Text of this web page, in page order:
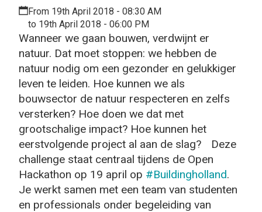
Wanneer we gaan bouwen, verdwijnt er
natuur. Dat moet stoppen: we hebben de
natuur nodig om een gezonder en gelukkiger
leven te leiden. Hoe kunnen we als
bouwsector de natuur respecteren en zelfs
versterken? Hoe doen we dat met
grootschalige impact? Hoe kunnen het
eerstvolgende project al aan de slag? Deze
challenge staat centraal tijdens de Open
Hackathon op 19 april op #Buildingholland.
Je werkt samen met een team van studenten
en professionals onder begeleiding van
From 19th April 2018 - 08:30 AM
to 19th April 2018 - 06:00 PM